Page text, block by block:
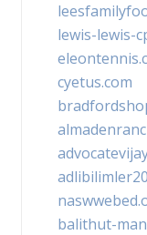
lewis-lewis-
cyetus.com
balithut-